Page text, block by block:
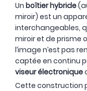
NOUVEAU
Un boîtier hybride
miroir) est un
interchangeables,
miroir et de prisme
l’image n’est pas
captée en continu
viseur électronique
Cette construction